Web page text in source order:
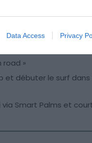
Data Access Privacy
photo : Shutterstock –
road »
et débuter le surf dans
via Smart Palms et